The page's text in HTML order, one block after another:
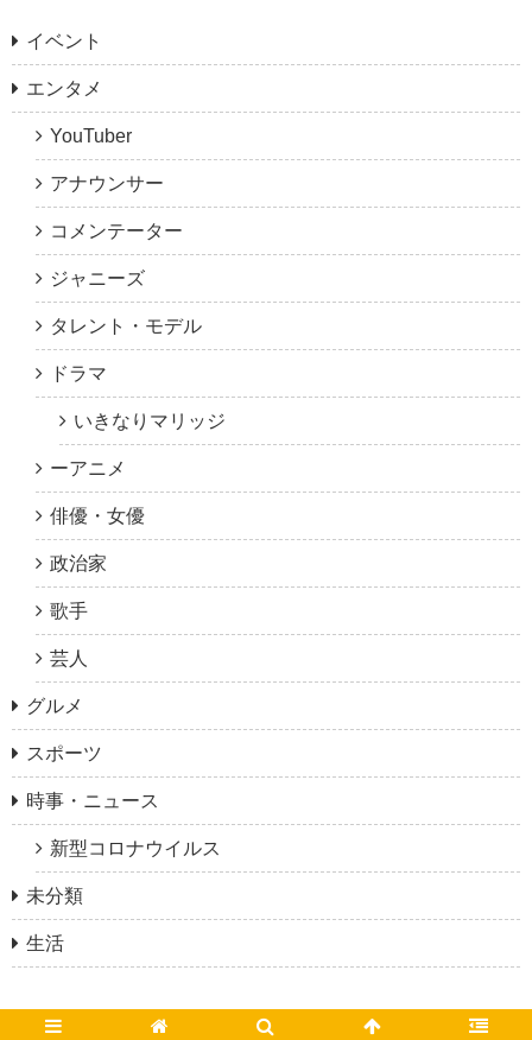
イベント
エンタメ
YouTuber
アナウンサー
コメンテーター
ジャニーズ
タレント・モデル
ドラマ
いきなりマリッジ
ーアニメ
俳優・女優
政治家
歌手
芸人
グルメ
スポーツ
時事・ニュース
新型コロナウイルス
未分類
生活